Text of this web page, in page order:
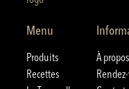
Menu
Produits
Recettes
À propos